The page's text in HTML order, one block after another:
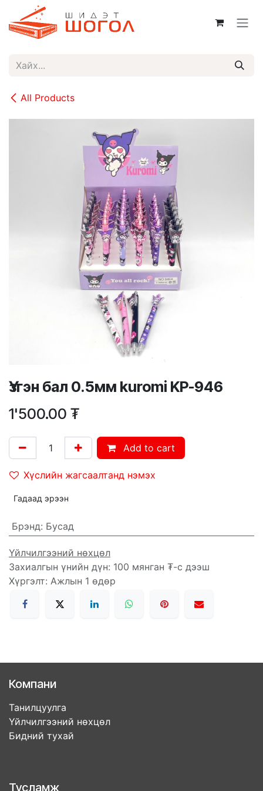
Skip to Content
All Products
Үзгэн бал 0.5мм kuromi KP-946
1'500.00 ₮
Add to cart
Хүслийн жагсаалтанд нэмэх
Гадаад эрээн
Брэнд: Бусад
Үйлчилгээний нөхцөл
Захиалгын үнийн дүн: 100 мянган ₮-с дээш
Хүргэлт: Ажлын 1 өдөр
Компани
Танилцуулга
Үйлчилгээний нөхцөл
Бидний тухай
Тусламж